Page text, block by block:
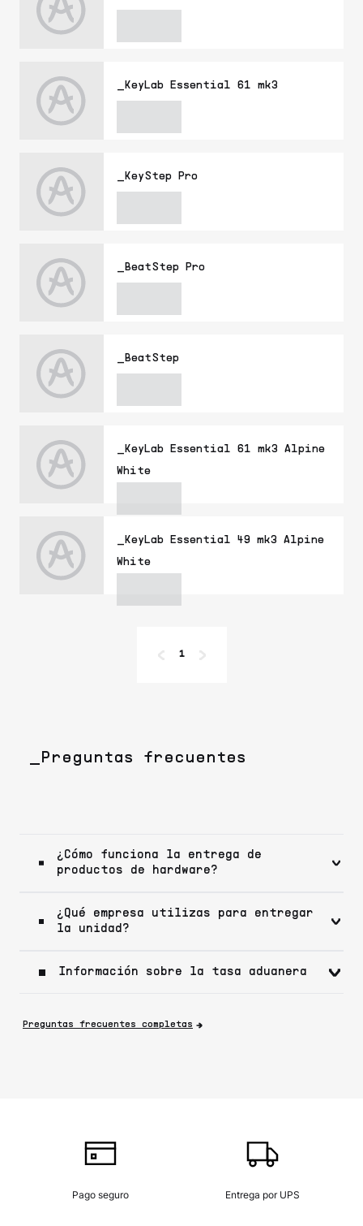
_KeyLab Essential 61 mk3
_KeyStep Pro
_BeatStep Pro
_BeatStep
_KeyLab Essential 61 mk3 Alpine
White
_KeyLab Essential 49 mk3 Alpine
White
1
_Preguntas frecuentes
¿Cómo funciona la entrega de
productos de hardware?
¿Qué empresa utilizas para entregar
la unidad?
Información sobre la tasa aduanera
Preguntas frecuentes completas
Pago seguro Entrega por UPS